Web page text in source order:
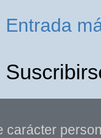
Entrada
carácter